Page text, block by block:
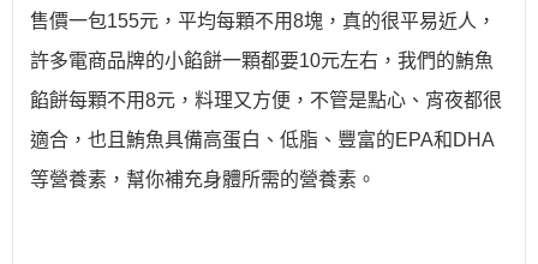
售價一包155元，平均每顆不用8塊，真的很平易近人，
許多電商品牌的小餡餅一顆都要10元左右，我們的鮪魚
餡餅每顆不用8元，料理又方便，不管是點心、宵夜都很
適合，也且鮪魚具備高蛋白、低脂、豐富的EPA和DHA
等營養素，幫你補充身體所需的營養素。